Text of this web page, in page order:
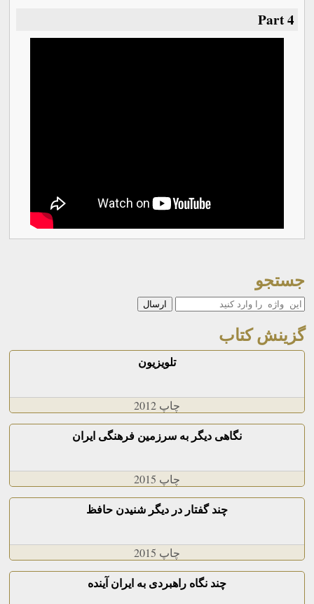
Part 4
جستجو
جستجو
گزینش کتاب
تلویزیون
چاپ 2012
نگاهی دیگر به سرزمین فرهنگی ایران
چاپ 2015
چند گفتار در ديگر شنيدن حافظ
چاپ 2015
چند نگاه راهبردی به ایران آینده